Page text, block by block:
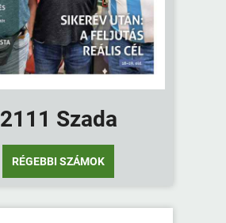
2111 Szada
RÉGEBBI SZÁMOK